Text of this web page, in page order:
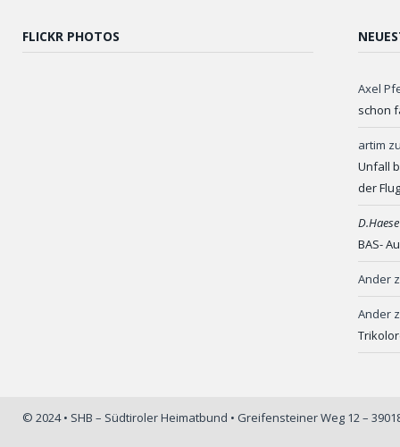
FLICKR PHOTOS
Axel
schon
artim
Unfall
der
BAS-
Ander
Ander
© 2024 • SHB – Südtiroler Heimatbund • Greifensteiner Weg 12 –